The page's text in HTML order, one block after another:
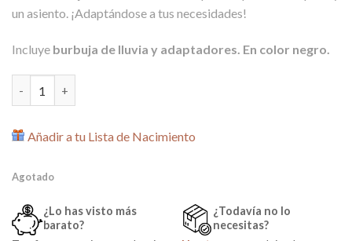
un asiento. ¡Adaptándose a tus necesidades!
Incluye burbuja de lluvia y adaptadores. En color negro.
Añadir a tu Lista de Nacimiento
Agotado
¿Lo has visto más
barato?
¿Todavía no lo
necesitas?